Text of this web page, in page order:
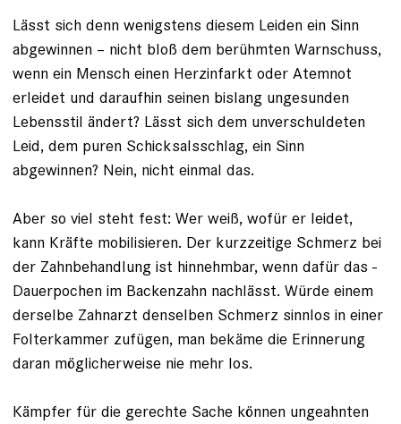
Lässt sich denn wenigstens diesem Leiden ein Sinn
abgewinnen – nicht bloß dem berühmten Warnschuss,
wenn ein Mensch einen Herzinfarkt oder Atemnot
erleidet und daraufhin seinen bislang ungesunden
Lebensstil ändert? Lässt sich dem unverschuldeten
Leid, dem puren Schicksalsschlag, ein Sinn
abgewinnen? Nein, nicht einmal das.
Aber so viel steht fest: Wer weiß, wofür er leidet,
kann Kräfte mobilisieren. Der kurzzeitige Schmerz bei
der Zahnbehandlung ist hinnehmbar, wenn dafür das ­
Dauerpochen im Backenzahn nachlässt. Würde einem
derselbe Zahnarzt den­selben Schmerz sinnlos in einer
Folterkammer zufügen, man bekäme die Erinnerung
daran möglicherweise nie mehr los.
Kämpfer für die gerechte Sache können ungeahnten